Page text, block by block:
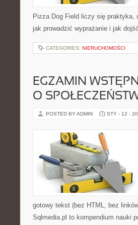
Pizza Dog Field liczy się
jak prowadzić wyprażanie i jak
CATEGORIES: NIERUCHOMOŚCI
EGZAMIN
O
POSTED BY ADMIN STY - 12 -
gotowy tekst (bez HTML, bez
Sqlmedia.pl to kompendium nauki